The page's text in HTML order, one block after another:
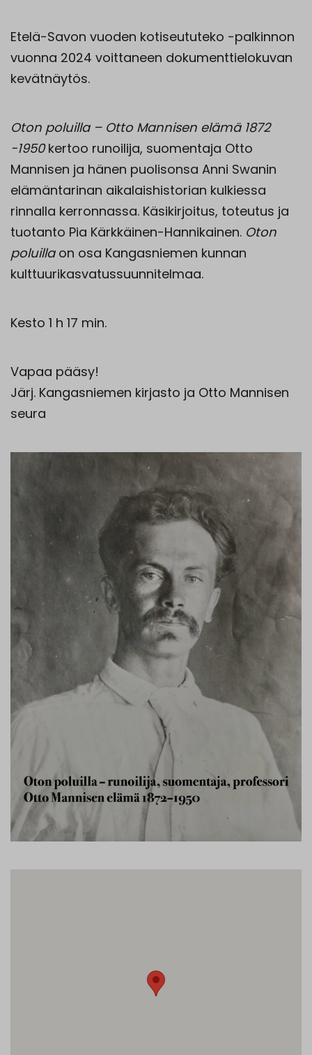
Etelä-Savon vuoden kotiseututeko -palkinnon
vuonna 2024 voittaneen dokumenttielokuvan
kevätnäytös.
Oton poluilla – Otto Mannisen elämä 1872
-1950kertoo runoilija, suomentaja Otto
Mannisen ja hänen puolisonsa Anni Swanin
elämäntarinan aikalaishistorian kulkiessa
rinnalla kerronnassa. Käsikirjoitus, toteutus ja
tuotanto Pia Kärkkäinen-Hannikainen. Oton
poluillaon osa Kangasniemen kunnan
kulttuurikasvatussuunnitelmaa.
Kesto 1 h 17 min.
Vapaa pääsy!
Järj. Kangasniemen kirjasto ja Otto Mannisen
seura